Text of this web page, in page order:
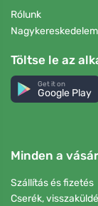
Rólunk
Nagykereskedelem
Töltse le az
Get it on
Google Play
Minden a
Szállítás és fizetés
Cserék,